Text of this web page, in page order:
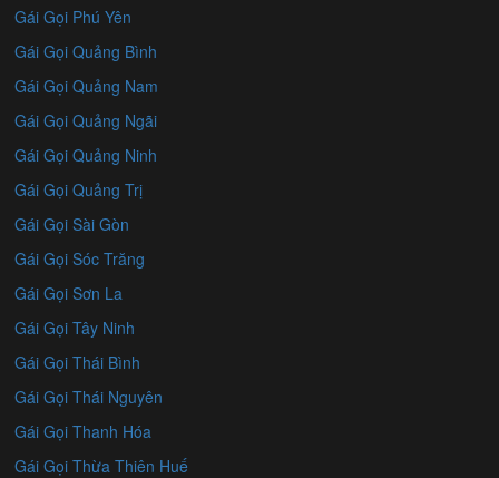
Gái Gọi Phú Yên
Gái Gọi Quảng Bình
Gái Gọi Quảng Nam
Gái Gọi Quảng Ngãi
Gái Gọi Quảng Ninh
Gái Gọi Quảng Trị
Gái Gọi Sài Gòn
Gái Gọi Sóc Trăng
Gái Gọi Sơn La
Gái Gọi Tây Ninh
Gái Gọi Thái Bình
Gái Gọi Thái Nguyên
Gái Gọi Thanh Hóa
Gái Gọi Thừa Thiên Huế